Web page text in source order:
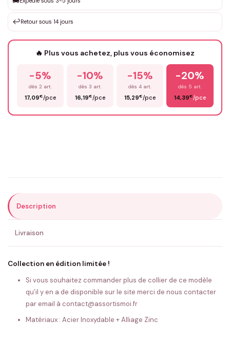
Votre texte / idée*
↩️Retour sous 14 jours
🔥 Plus vous achetez, plus vous économisez
-5%
dès 2 art.
17,09€/pce
-10%
dès 3 art.
16,19€/pce
-15%
dès 4 art.
15,29€/pce
-20%
dès 5 art.
14,39€/pce
Description
Livraison
Collection en édition limitée !
Si vous souhaitez commander plus de collier de ce modèle
qu’il y en a de disponible sur le site merci de nous contacter
par email à contact@assortismoi.fr
Matériaux : Acier Inoxydable + Alliage Zinc